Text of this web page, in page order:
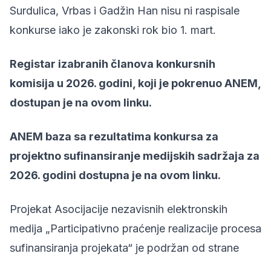
Surdulica, Vrbas i Gadžin Han nisu ni raspisale
konkurse iako je zakonski rok bio 1. mart.
Registar izabranih članova konkursnih
komisija u 2026. godini, koji je pokrenuo ANEM,
dostupan je na ovom linku.
ANEM baza sa rezultatima konkursa za
projektno sufinansiranje medijskih sadržaja za
2026. godini dostupna je na ovom linku.
Projekat Asocijacije nezavisnih elektronskih
medija „Participativno praćenje realizacije procesa
sufinansiranja projekata“ je podržan od strane